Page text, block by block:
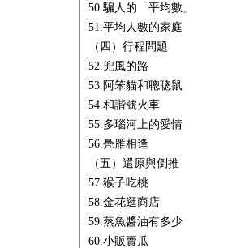
50.騙人的「平均數」
51.平均人數的家庭
（四）行程問題
52.兜風的路
53.阿笨貓和聰聰鼠
54.和諧號火車
55.多瑙河上的愛情
56.鳧雁相逢
（五）還原與倒推
57.猴子吃桃
58.金花逛商店
59.蒸魚醬油有多少
60.小販賣瓜